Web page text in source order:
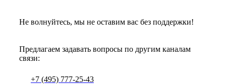
Не волнуйтесь, мы не оставим вас без поддержки!
Предлагаем задавать вопросы по другим каналам
связи:
+7 (495) 777-25-43